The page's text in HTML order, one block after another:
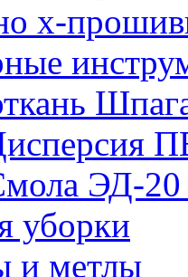
х-
ЭД-20
уборки
и метлы